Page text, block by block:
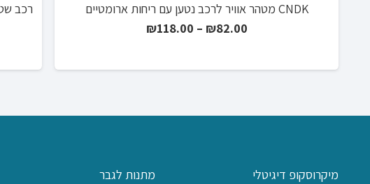
CNDK מטהר אוויר לרכב נטען עם ריחות ארומטיים
₪82.00
–
₪118.00
⁦₪82.00⁩
מיקרוסקופ דיגיטלי
מתנות לגבר